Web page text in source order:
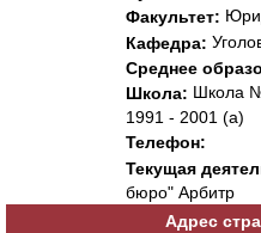
Факультет:
Кафедра:
Среднее
Школа: Школа
1991 - 2001 (а)
Телефон:
Текущая
бюро" Арбитр
Адрес